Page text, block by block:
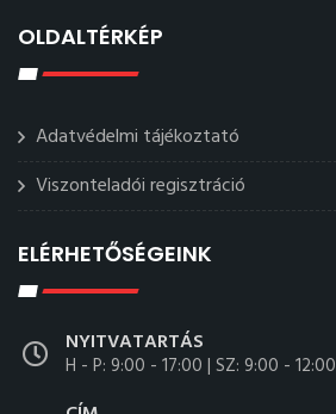
OLDALTÉRKÉP
Adatvédelmi tájékoztató
Viszonteladói regisztráció
ELÉRHETŐSÉGEINK
NYITVATARTÁS
H - P: 9:00 - 17:00 | SZ: 9:00 - 12:00